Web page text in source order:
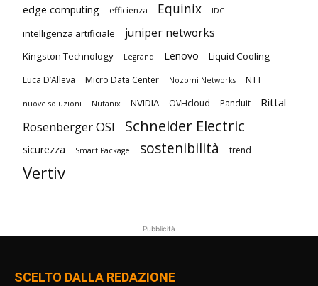
edge computing efficienza Equinix IDC
intelligenza artificiale juniper networks
Kingston Technology Legrand Lenovo Liquid Cooling
Luca D’Alleva Micro Data Center Nozomi Networks NTT
nuove soluzioni Nutanix NVIDIA OVHcloud Panduit Rittal
Rosenberger OSI Schneider Electric
sicurezza Smart Package sostenibilità trend
Vertiv
Pubblicità
SCELTO DALLA REDAZIONE